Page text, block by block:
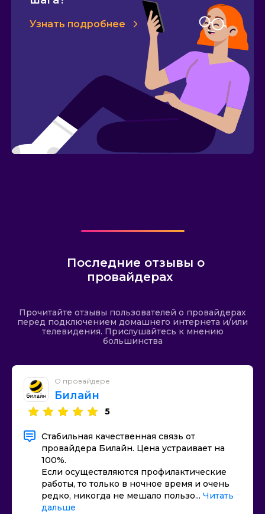
Узнать подробнее
Последние отзывы о
провайдерах
Прочитайте отзывы пользователей о провайдерах
перед подключением домашнего интернета и/или
телевидения. Прислушайтесь к мнению
большинства
О провайдере
Билайн
5
Стабильная качественная связь от
провайдера Билайн. Цена устраивает на
100%.
Если осуществляются профилактические
работы, то только в ночное время и очень
редко, никогда не мешало пользо... Читать
дальше